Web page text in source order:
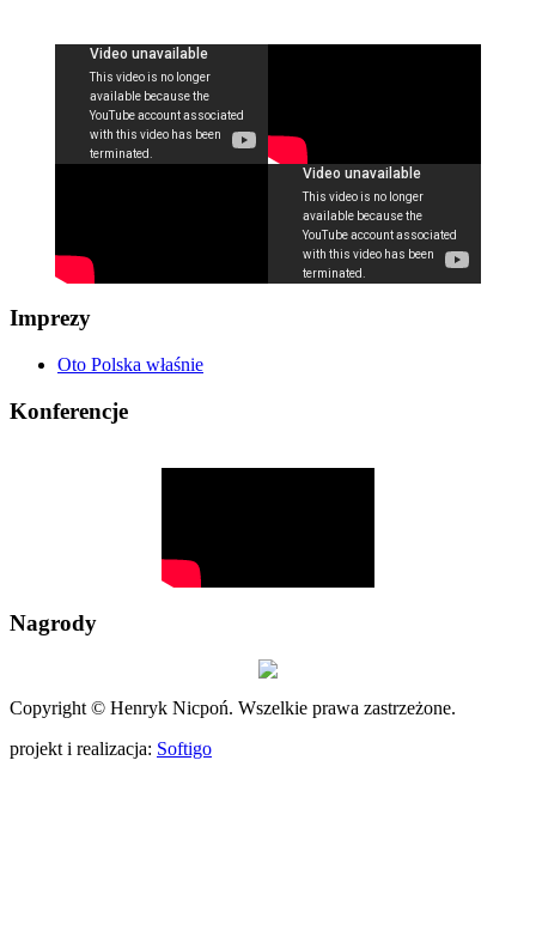
Imprezy
Oto Polska właśnie
Konferencje
Nagrody
Copyright © Henryk Nicpoń. Wszelkie prawa zastrzeżone.
projekt i realizacja: Softigo